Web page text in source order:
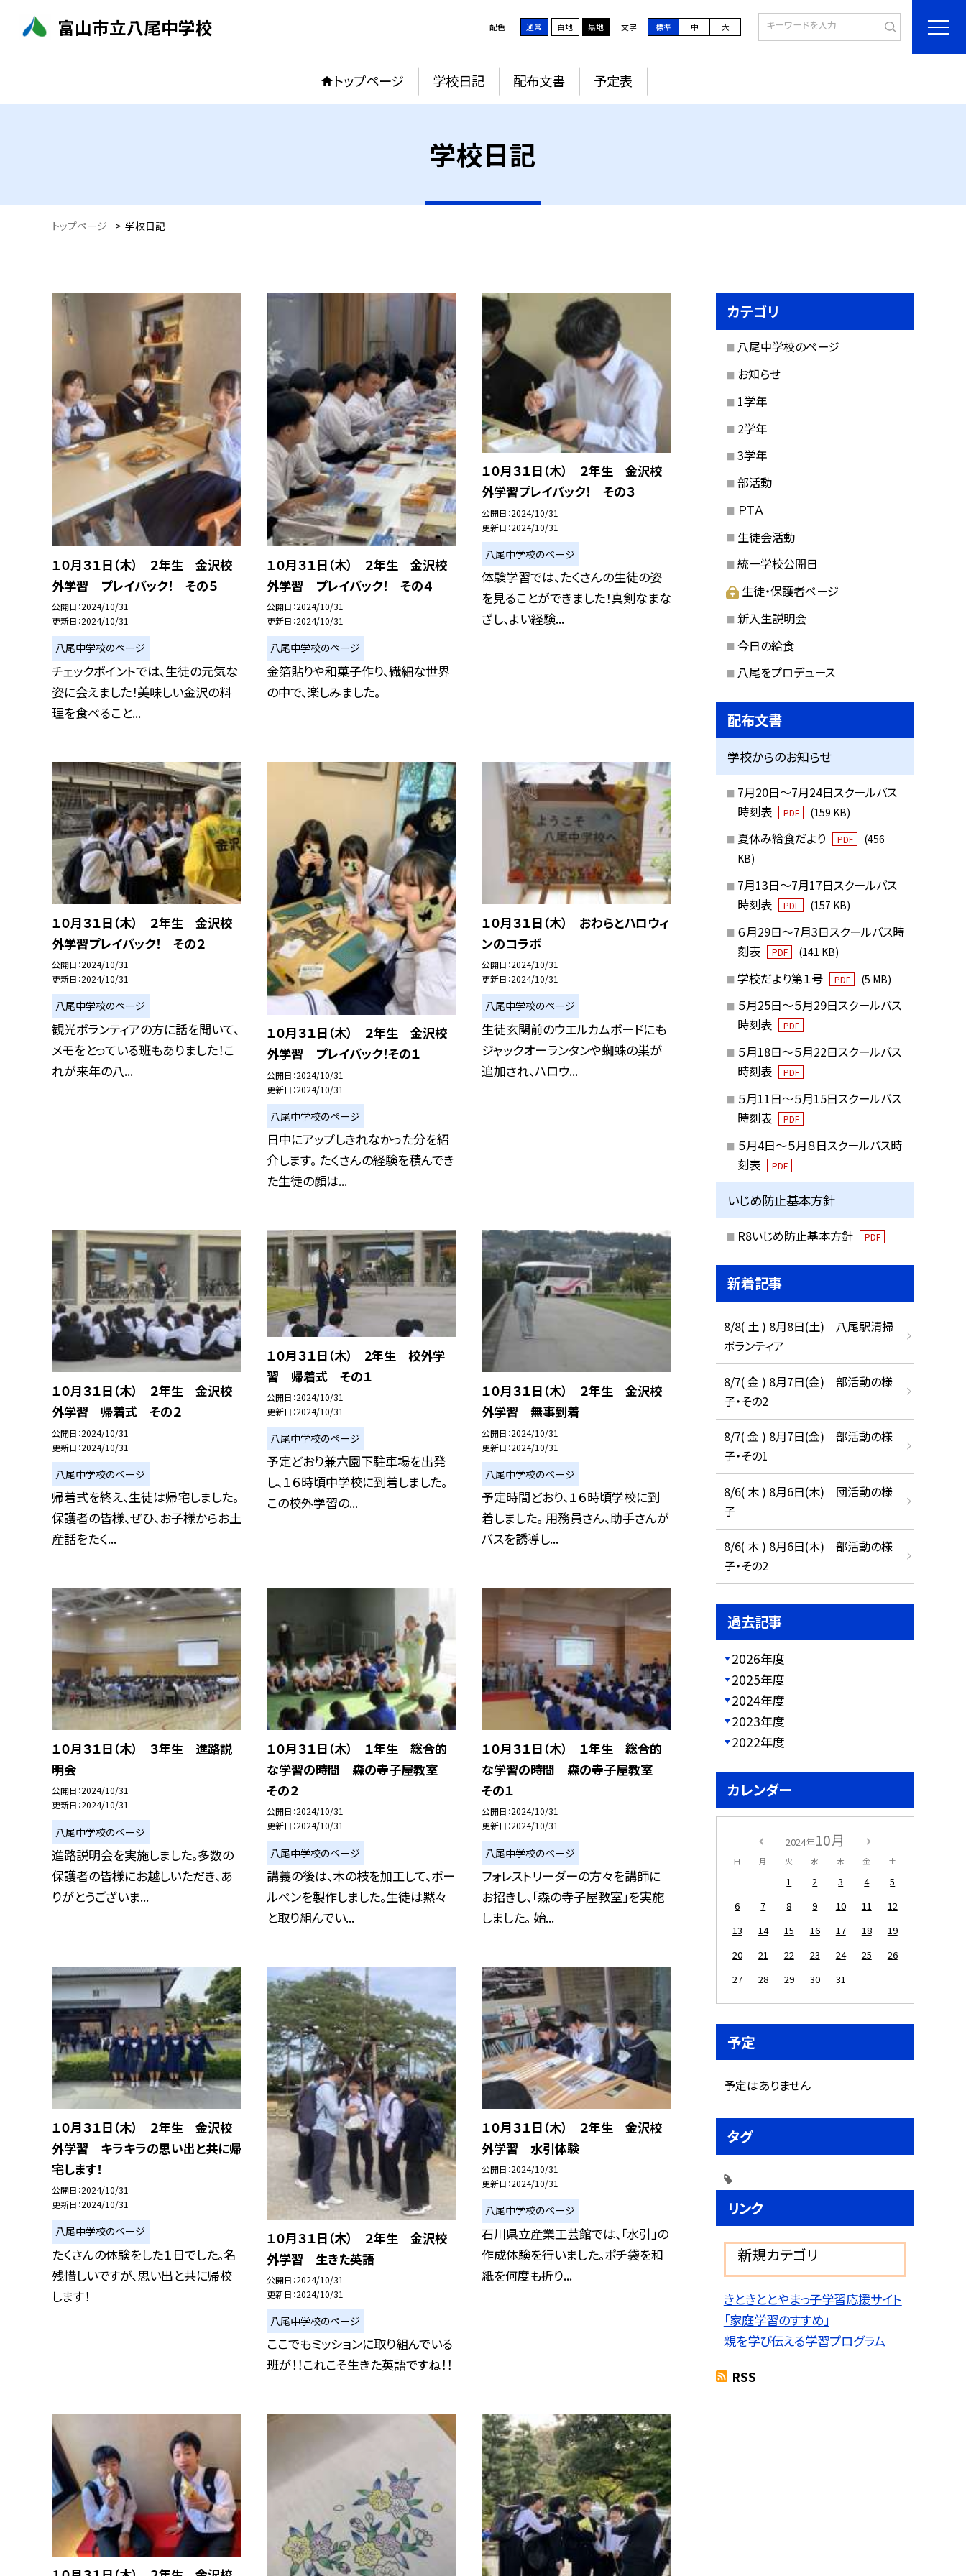
富山市立八尾中学校 配色 通常 白地 黒地 文字 標準 中 大
トップページ 学校日記 配布文書 予定表
学校日記
トップページ > 学校日記
１０月３１日（木） ２年生 金沢校
外学習 プレイバック！ その５
公開日 2024/10/31
更新日 2024/10/31
八尾中学校のページ
チェックポイントでは、生徒の元気な
姿に会えました！美味しい金沢の料
理を食べること...
１０月３１日（木） ２年生 金沢校
外学習 プレイバック！ その４
公開日 2024/10/31
更新日 2024/10/31
八尾中学校のページ
金箔貼りや和菓子作り、繊細な世界
の中で、楽しみました。
１０月３１日（木） ２年生 金沢校
外学習プレイバック！ その３
公開日 2024/10/31
更新日 2024/10/31
八尾中学校のページ
体験学習では、たくさんの生徒の姿
を見ることができました！真剣なまな
ざし、よい経験...
１０月３１日（木） ２年生 金沢校
外学習プレイバック！ その２
公開日 2024/10/31
更新日 2024/10/31
八尾中学校のページ
観光ボランティアの方に話を聞いて、
メモをとっている班もありました！こ
れが来年の八...
１０月３１日（木） ２年生 金沢校
外学習 プレイバック！その１
公開日 2024/10/31
更新日 2024/10/31
八尾中学校のページ
日中にアップしきれなかった分を紹
介します。 たくさんの経験を積んでき
た生徒の顔は...
１０月３１日（木） おわらとハロウィ
ンのコラボ
公開日 2024/10/31
更新日 2024/10/31
八尾中学校のページ
生徒玄関前のウエルカムボードにも
ジャックオーランタンや蜘蛛の巣が
追加され、ハロウ...
１０月３１日（木） ２年生 金沢校
外学習 帰着式 その２
公開日 2024/10/31
更新日 2024/10/31
八尾中学校のページ
帰着式を終え、生徒は帰宅しました。
保護者の皆様、ぜひ、お子様からお土
産話をたく...
１０月３１日（木） 2年生 校外学
習 帰着式 その１
公開日 2024/10/31
更新日 2024/10/31
八尾中学校のページ
予定どおり兼六園下駐車場を出発
し、１６時頃中学校に到着しました。
この校外学習の...
１０月３１日（木） ２年生 金沢校
外学習 無事到着
公開日 2024/10/31
更新日 2024/10/31
八尾中学校のページ
予定時間どおり、１６時頃学校に到
着しました。 用務員さん、助手さんが
バスを誘導し...
１０月３１日（木） ３年生 進路説
明会
公開日 2024/10/31
更新日 2024/10/31
八尾中学校のページ
進路説明会を実施しました。多数の
保護者の皆様にお越しいただき、あ
りがとうございま...
１０月３１日（木） １年生 総合的
な学習の時間 森の寺子屋教室
その２
公開日 2024/10/31
更新日 2024/10/31
八尾中学校のページ
講義の後は、木の枝を加工して、ボー
ルペンを製作しました。生徒は黙々
と取り組んでい...
１０月３１日（木） １年生 総合的
な学習の時間 森の寺子屋教室
その１
公開日 2024/10/31
更新日 2024/10/31
八尾中学校のページ
フォレストリーダーの方々を講師に
お招きし、「森の寺子屋教室」を実施
しました。 始...
１０月３１日（木） ２年生 金沢校
外学習 キラキラの思い出と共に帰
宅します！
公開日 2024/10/31
更新日 2024/10/31
八尾中学校のページ
たくさんの体験をした１日でした。名
残惜しいですが、思い出と共に帰校
します！
１０月３１日（木） ２年生 金沢校
外学習 生きた英語
公開日 2024/10/31
更新日 2024/10/31
八尾中学校のページ
ここでもミッションに取り組んでいる
班が！！これこそ生きた英語ですね！！
１０月３１日（木） ２年生 金沢校
外学習 水引体験
公開日 2024/10/31
更新日 2024/10/31
八尾中学校のページ
石川県立産業工芸館では、「水引」の
作成体験を行いました。ポチ袋を和
紙を何度も折り...
カテゴリ
八尾中学校のページ
お知らせ
1学年
2学年
3学年
部活動
ＰＴＡ
生徒会活動
統一学校公開日
生徒・保護者ページ
新入生説明会
今日の給食
八尾をプロデュース
配布文書
学校からのお知らせ
7月20日～7月24日スクールバス
時刻表
PDF (159 KB)
夏休み給食だより PDF
(456
KB)
7月13日～7月17日スクールバス
時刻表
PDF (157 KB)
６月29日～7月3日スクールバス時
刻表
PDF (141 KB)
学校だより第１号 PDF (5 MB)
５月25日～５月29日スクールバス
時刻表
PDF
５月18日～５月22日スクールバス
時刻表
PDF
５月11日～５月15日スクールバス
時刻表
PDF
５月4日～５月８日スクールバス時
刻表
PDF
いじめ防止基本方針
R8いじめ防止基本方針 PDF
新着記事
8/8( 土 ) 8月8日(土) 八尾駅清掃
ボランティア
8/7( 金 ) 8月7日(金) 部活動の様
子・その2
8/7( 金 ) 8月7日(金) 部活動の様
子・その1
8/6( 木 ) 8月6日(木) 団活動の様
子
8/6( 木 ) 8月6日(木) 部活動の様
子・その2
過去記事
2026年度
2025年度
2024年度
2023年度
2022年度
カレンダー
2024年10月
日 月 火 水 木 金 土
1 2 3 4
5
6
7 8 9 10 11
12
13
14 15 16 17 18
19
20
21 22 23 24 25
26
27
28 29 30 31
予定
予定はありません
タグ
リンク
新規カテゴリ
きときととやまっ子学習応援サイト
「家庭学習のすすめ」
親を学び伝える学習プログラム
RSS